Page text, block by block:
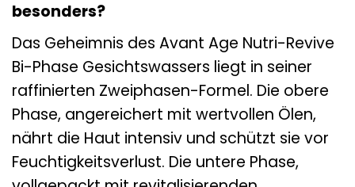
besonders?
Das Geheimnis des Avant Age Nutri-Revive
Bi-Phase Gesichtswassers liegt in seiner
raffinierten Zweiphasen-Formel. Die obere
Phase, angereichert mit wertvollen Ölen,
nährt die Haut intensiv und schützt sie vor
Feuchtigkeitsverlust. Die untere Phase,